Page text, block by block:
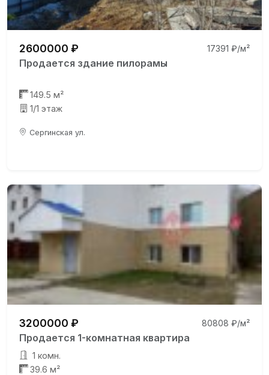
2600000 ₽ 17391 ₽/м²
Продается здание пилорамы
149.5 м²
1/1 этаж
Сергинская ул.
3200000 ₽ 80808 ₽/м²
Продается 1-комнатная квартира
1 комн.
39.6 м²